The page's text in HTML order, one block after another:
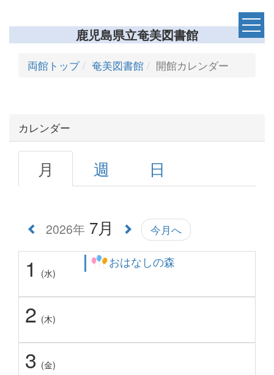
鹿児島県立奄美図書館
両館トップ 奄美図書館 開館カレンダー
カレンダー
月 週 日
2026年 7月 今月へ
1 (水)
おはなしの森
2 (木)
3 (金)